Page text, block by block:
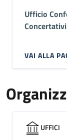
Ufficio
Concertativi
VAI ALLA
UFFICI